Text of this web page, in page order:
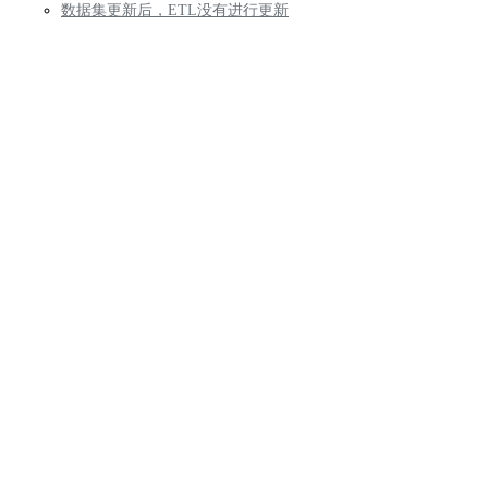
数据集更新后，ETL没有进行更新